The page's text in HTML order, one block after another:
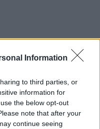
Information
to third parties, or
information for
the below opt-out
note that after your
continue seeing
klinikoje tenka
pagalvoti apie tai, ar